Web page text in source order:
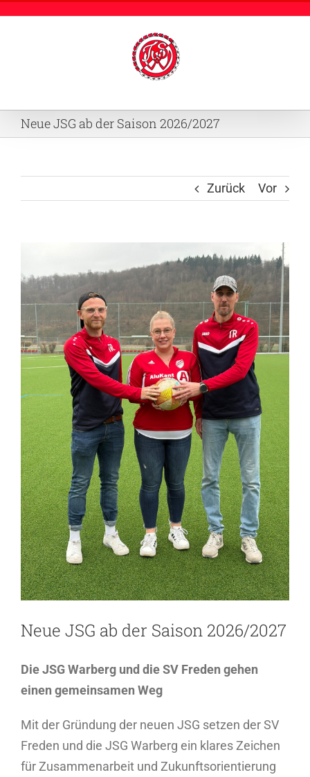
Neue JSG ab der Saison 2026/2027
Zurück Vor
grösseres
Neue JSG ab der Saison 2026/2027
Die JSG Warberg und die SV Freden gehen
einen gemeinsamen Weg
Mit der Gründung der neuen JSG setzen der SV
Freden und die JSG Warberg ein klares Zeichen
für Zusammenarbeit und Zukunftsorientierung